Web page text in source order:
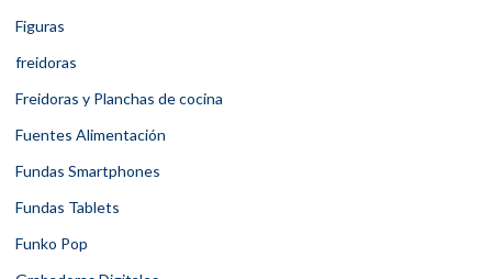
Figuras
freidoras
Freidoras y Planchas de cocina
Fuentes Alimentación
Fundas Smartphones
Fundas Tablets
Funko Pop